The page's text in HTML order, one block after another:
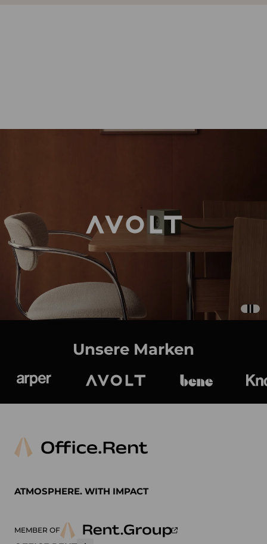
Unsere Marken
ATMOSPHERE. WITH IMPACT
MEMBER OF